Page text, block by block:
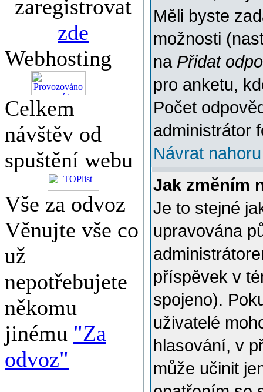
zaregistrovat
zde
Webhosting
Celkem
návštěv od
spuštění webu
Vše za odvoz
Věnujte vše co
už
nepotřebujete
někomu
jinému "Za
odvoz"
Měli byste
možnosti
na Přidat
pro anketu,
Počet
administrátor
Návrat nahoru
Jak změním
Je to stejné
upravována
příspěvek v
spojeno).
uživatelé
hlasování, v
může učinit